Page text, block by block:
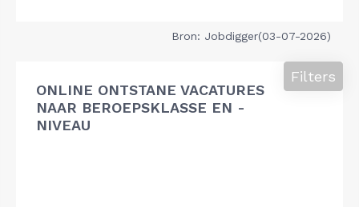
Bron: Jobdigger(03-07-2026)
ONLINE ONTSTANE VACATURES
NAAR BEROEPSKLASSE EN -
NIVEAU
Filters